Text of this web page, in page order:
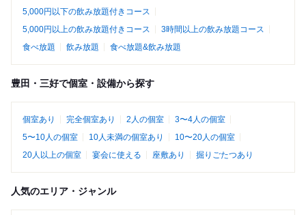
5,000円以下の飲み放題付きコース
5,000円以上の飲み放題付きコース
3時間以上の飲み放題コース
食べ放題
飲み放題 食べ放題&飲み放題
豊田・三好で個室・設備から探す
個室あり 完全個室あり 2人の個室
3〜4人の個室
5〜10人の個室
10人未満の個室あり
10〜20人の個室
20人以上の個室
宴会に使える 座敷あり 掘りごたつあり
人気のエリア・ジャンル